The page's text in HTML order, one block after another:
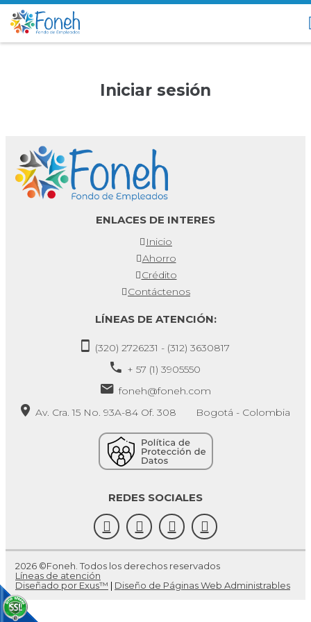
Iniciar sesión
ENLACES DE INTERES
Inicio
Ahorro
Crédito
Contáctenos
LÍNEAS DE ATENCIÓN:
(320) 2726231 - (312) 3630817
+ 57 (1) 3905550
foneh@foneh.com
Av. Cra. 15 No. 93A-84 Of. 308 Bogotá - Colombia
REDES SOCIALES
2026 ©Foneh. Todos los derechos reservados
Líneas de atención
Diseñado por Exus™ | Diseño de Páginas Web Administrables